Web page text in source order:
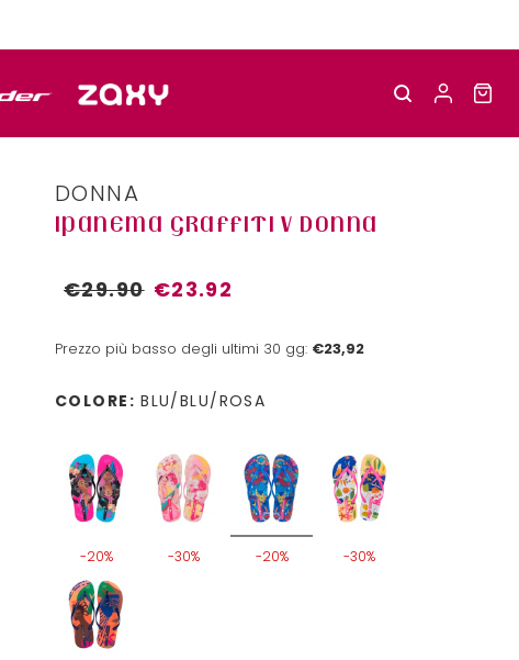
DONNA
IPANEMA GRAFFITI V DONNA
€29.90 €23.92
Prezzo più basso degli ultimi 30 gg: €23,92
COLORE: BLU/BLU/ROSA
-20% -30% -20% -30%